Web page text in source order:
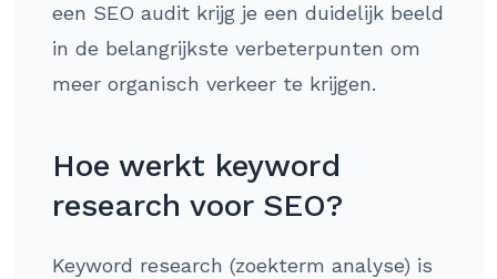
een SEO audit krijg je een duidelijk beeld
in de belangrijkste verbeterpunten om
meer organisch verkeer te krijgen.
Hoe werkt keyword
research voor SEO?
Keyword research (zoekterm analyse) is